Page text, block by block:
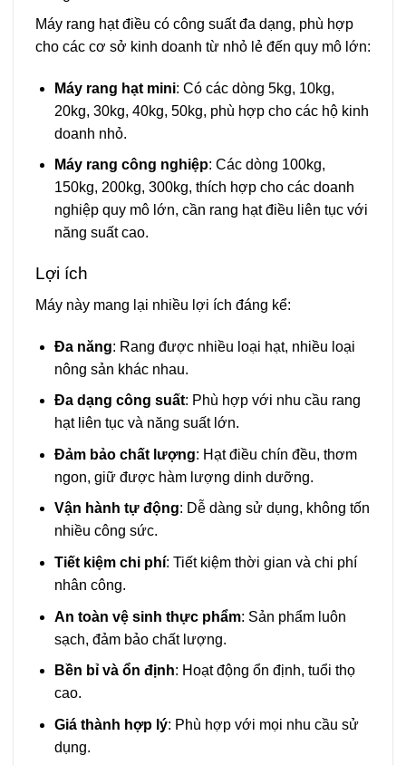
Máy rang hạt điều có công suất đa dạng, phù hợp
cho các cơ sở kinh doanh từ nhỏ lẻ đến quy mô lớn:
Máy rang hạt mini: Có các dòng 5kg, 10kg,
20kg, 30kg, 40kg, 50kg, phù hợp cho các hộ kinh
doanh nhỏ.
Máy rang công nghiệp: Các dòng 100kg,
150kg, 200kg, 300kg, thích hợp cho các doanh
nghiệp quy mô lớn, cần rang hạt điều liên tục với
năng suất cao.
Lợi ích
Máy này mang lại nhiều lợi ích đáng kể:
Đa năng: Rang được nhiều loại hạt, nhiều loại
nông sản khác nhau.
Đa dạng công suất: Phù hợp với nhu cầu rang
hạt liên tục và năng suất lớn.
Đảm bảo chất lượng: Hạt điều chín đều, thơm
ngon, giữ được hàm lượng dinh dưỡng.
Vận hành tự động: Dễ dàng sử dụng, không tốn
nhiều công sức.
Tiết kiệm chi phí: Tiết kiệm thời gian và chi phí
nhân công.
An toàn vệ sinh thực phẩm: Sản phẩm luôn
sạch, đảm bảo chất lượng.
Bền bỉ và ổn định: Hoạt động ổn định, tuổi thọ
cao.
Giá thành hợp lý: Phù hợp với mọi nhu cầu sử
dụng.